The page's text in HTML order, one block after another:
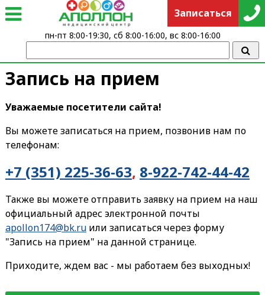
Запись на прием
Уважаемые посетители сайта!
Вы можете записаться на прием, позвонив нам по
телефонам:
+7 (351) 225-36-63, 8-922-742-44-42
Также вы можете отправить заявку на прием на наш
официальный адрес электронной почты
apollon174@bk.ruили записаться через форму
"Запись на прием" на данной странице.
Приходите, ждем вас - мы работаем без выходных!
Записаться
пн-пт 8:00-19:30, сб 8:00-16:00, вс 8:00-16:00